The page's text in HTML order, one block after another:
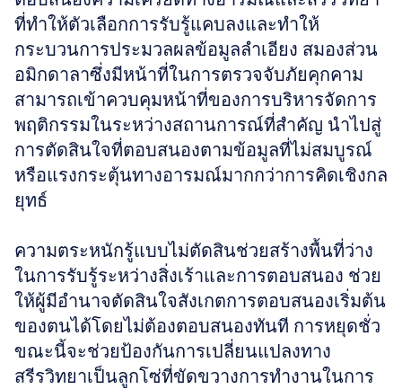
ที่ทำให้ตัวเลือกการรับรู้แคบลงและทำให้
กระบวนการประมวลผลข้อมูลลำเอียง สมองส่วน
อมิกดาลาซึ่งมีหน้าที่ในการตรวจจับภัยคุกคาม
สามารถเข้าควบคุมหน้าที่ของการบริหารจัดการ
พฤติกรรมในระหว่างสถานการณ์ที่สำคัญ นำไปสู่
การตัดสินใจที่ตอบสนองตามข้อมูลที่ไม่สมบูรณ์
หรือแรงกระตุ้นทางอารมณ์มากกว่าการคิดเชิงกล
ยุทธ์
ความตระหนักรู้แบบไม่ตัดสินช่วยสร้างพื้นที่ว่าง
ในการรับรู้ระหว่างสิ่งเร้าและการตอบสนอง ช่วย
ให้ผู้มีอำนาจตัดสินใจสังเกตการตอบสนองเริ่มต้น
ของตนได้โดยไม่ต้องตอบสนองทันที การหยุดชั่ว
ขณะนี้จะช่วยป้องกันการเปลี่ยนแปลงทาง
สรีรวิทยาเป็นลูกโซ่ที่ขัดขวางการทำงานในการ